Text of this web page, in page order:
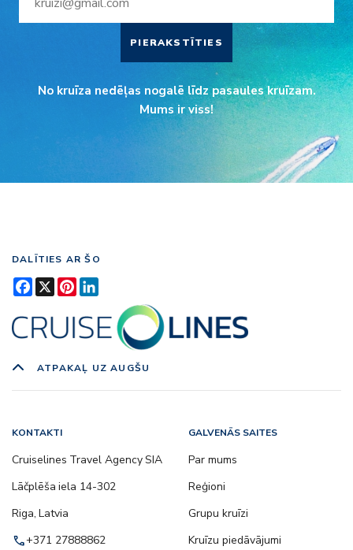
PIERAKSTĪTIES
No kruīza nedēļas nogalē līdz pasaules kruīzam.
Mums ir viss!
DALĪTIES AR ŠO
Facebook
X Pinterest
ATPAKAĻ UZ AUGŠU
KONTAKTI
Cruiselines Travel Agency SIA
Lāčplēša iela 14-302
Riga, Latvia
call+371 27888862
GALVENĀS SAITES
Par mums
Reģioni
Grupu kruīzi
Kruīzu piedāvājumi